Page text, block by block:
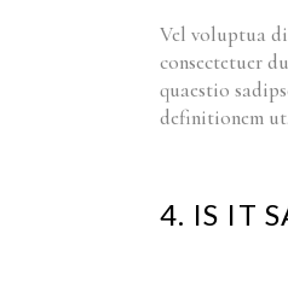
Vel voluptua
consectetuer
quaestio
definitionem ut.
4. IS IT